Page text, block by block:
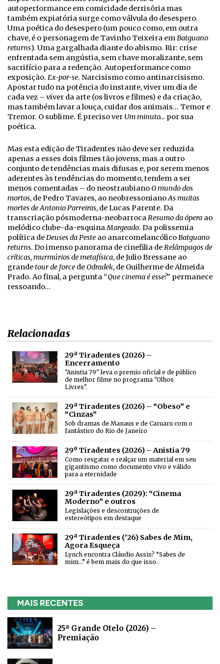
autoperformance em comicidade derrisória mas
também expiatória surge como válvula do desespero.
Uma poética do desespero (um pouco como, em outra
chave, é o personagem de Tavinho Teixeira emBatguano
returns). Uma gargalhada diante do abismo. Rir: crise
enfrentada sem angústia, sem chave moralizante, sem
sacrifício para a redenção. Autoperformance como
exposição. Ex-por-se. Narcisismo como antinarcisismo.
Apostar tudo na potência do instante, viver um dia de
cada vez – viver da arte (os livros e filmes) e da criação,
mas também lavar a louça, cuidar dos animais… Temor e
Tremor. O sublime. É preciso ver Um minuto… por sua
poética.
Mas esta edição de Tiradentes não deve ser reduzida
apenas a esses dois filmes tão jovens, mas a outro
conjunto de tendências mais difusas e, por serem menos
aderentes às tendências do momento, tendem a ser
menos comentadas – do neostraubianoO mundo dos
mortos, de Pedro Tavares, ao neobressonianoAs muitas
mortes de Antonio Parreiras, de Lucas Parente. Da
transcriação pósmoderna-neobarrocaResumo da ópera ao
melódico clube-da-esquinaMargeado. Da polissemia
política deDeuses da Peste ao anarcomelancólicoBatguano
returns. Do imenso panorama de cinefilia deRelâmpagos de
críticas, murmúrios de metafísica, de Julio Bressane ao
grandetour de force deOdradek, de Guilherme de Almeida
Prado. Ao final, a pergunta “Que cinema é esse?” permanece
ressoando…
Relacionadas
29ª Tiradentes (2026) –
Encerramento
"Anistia 79" leva o premio oficial e de público
de melhor filme no programa "Olhos
Livres".
29ª Tiradentes (2026) – “Obeso” e
“Cinzas”
Sob dramas de Manaus e de Caruaru com o
fantástico do Rio de Janeiro
29º Tiradentes (2026) – Anistia 79
Como resgatar e realçar um material em seu
gigantismo como documento vivo e válido
para a eternidade
29ª Tiradentes (2029): “Cinema
Moderno” e outros
Legislações e descontruções de
estereótipos em destaque
29ª Tiradentes (’26) Sabes de Mim,
Agora Esqueça
Lynch encontra Cláudio Assis? “Sabes de
mim...” é bem mais do que isso.
MAIS RECENTES
25ª Grande Otelo (2026) –
Premiação